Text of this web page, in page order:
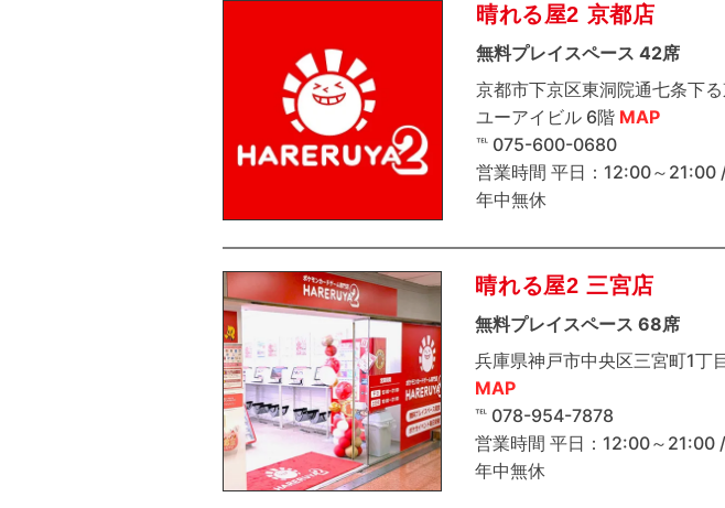
晴れる屋2 京都店
無料プレイスペース 42席
京都市下京区東洞院通七条下
ユーアイビル 6階 MAP
℡ 075-600-0680
営業時間 平日：12:00～
年中無休
晴れる屋2 三宮店
無料プレイスペース 68席
兵庫県神戸市中央区三宮町1丁
MAP
℡ 078-954-7878
営業時間 平日：12:00～21:00
年中無休